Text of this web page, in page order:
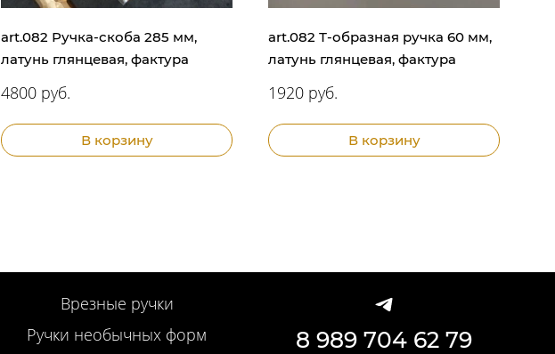
art.082 Ручка-скоба 285 мм,
латунь глянцевая, фактура
4800 руб.
В корзину
art.082 Т-образная ручка 60 мм,
латунь глянцевая, фактура
1920 руб.
В корзину
Врезные ручки
Ручки необычных форм
8 989 704 62 79